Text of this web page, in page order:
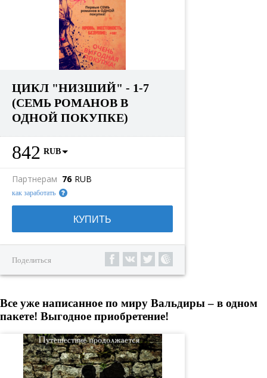
ЦИКЛ "НИЗШИЙ" - 1-7
(СЕМЬ РОМАНОВ В
ОДНОЙ ПОКУПКЕ)
842 RUB
Партнерам 76 RUB
как заработать
КУПИТЬ
Поделиться
Все уже написанное по миру Вальдиры – в одном
пакете! Выгодное приобретение!